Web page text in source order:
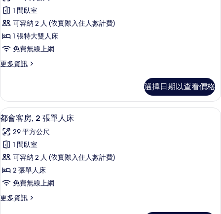
的
所
有
相
片
大
人
床
的
詳
情
豪
華
開
放
式
客
1
張
特
大
雙
人
床
的
所
1 間臥室
可容納 2 人 (依實際入住人數計費)
1 張特大雙人床
免費無線上網
更多資訊
更
開
放
式
客
房,
特
大
雙
人
床
選擇日期以查看價格
顯
示
都
會
客
房,
張
高級寢具、Tempur-Pedic 床墊、迷你
5
都會客房, 2 張單人床
29 平方公尺
1 間臥室
可容納 2 人 (依實際入住人數計費)
2 張單人床
免費無線上網
更多資訊
更